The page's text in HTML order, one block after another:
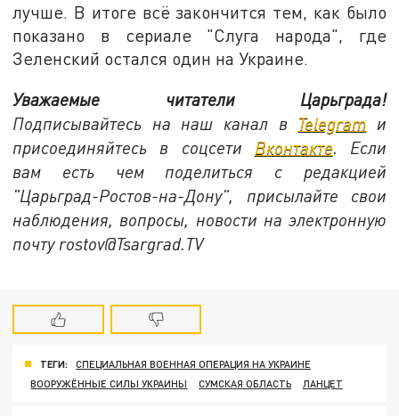
лучше. В итоге всё закончится тем, как было
показано в сериале "Слуга народа", где
Зеленский остался один на Украине.
Уважаемые читатели Царьграда!
Подписывайтесь на наш канал в Telegram и
присоединяйтесь в соцсети Вконтакте. Если
вам есть чем поделиться с редакцией
"Царьград-Ростов-на-Дону", присылайте свои
наблюдения, вопросы, новости на электронную
почту rostov@Tsargrad.ТV
ТЕГИ:
СПЕЦИАЛЬНАЯ ВОЕННАЯ ОПЕРАЦИЯ НА УКРАИНЕ
ВООРУЖЁННЫЕ СИЛЫ УКРАИНЫ
СУМСКАЯ ОБЛАСТЬ ЛАНЦЕТ